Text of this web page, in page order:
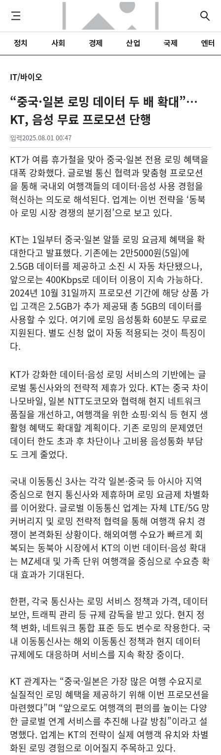
정치 사회 경제 산업 국제 엔터
IT/바이오
“중국·일본 로밍 데이터 두 배 확대”…
KT, 음성 무료 프로모션 단행
입력2025.08.01 00:47
KT가 여름 휴가철을 맞아 중국·일본 전용 로밍 혜택을
대폭 강화했다. 글로벌 통신 협력과 맞춤형 프로모션
을 통해 국내외 여행객들의 데이터·음성 사용 경험을
혁신하는 의도로 해석된다. 업계는 이번 전략을 ‘동북
아 로밍 시장 경쟁의 분기점’으로 보고 있다.
KT는 1일부터 중국·일본 알뜰 로밍 요금제 혜택을 확
대한다고 발표했다. 기존에는 2만5000원(5일)에
2.5GB 데이터를 제공하고 소진 시 자동 차단됐으나,
앞으로는 400Kbps로 데이터 이용이 지속 가능하다.
2024년 10월 31일까지 프로모션 기간에 해당 상품 가
입 고객은 2.5GB가 추가 제공돼 총 5GB의 데이터를
사용할 수 있다. 여기에 로밍 음성통화 60분도 무료로
지원된다. 별도 신청 없이 자동 적용되는 것이 특징이
다.
KT가 강화한 데이터·음성 로밍 서비스의 기반에는 글
로벌 통신사와의 전략적 제휴가 있다. KT는 중국 차이
나모바일, 일본 NTT도코모와 협력해 현지 네트워크
품질을 개선하고, 여행객을 위한 쇼핑·외식 등 현지 생
활형 혜택도 확대할 계획이다. 기존 로밍의 문제였던
데이터 한도 초과 후 차단이나 고비용 음성통화 부담
도 크게 줄었다.
국내 이동통신 3사는 각각 일본·중국 등 아시아 지역
중심으로 현지 통신사와 제휴하며 로밍 요금제 차별화
를 이어왔다. 글로벌 이동통신 업계는 자체 LTE/5G 망
커버리지 및 로밍 전략적 협력을 통해 여행객 유치 경
쟁이 본격화된 상황이다. 해외여행 수요가 빠르게 회
복되는 동북아 시장에서 KT의 이번 데이터·음성 확대
는 MZ세대 및 가족 단위 여행객을 중심으로 수요층 확
대 효과가 기대된다.
한편, 각국 통신사는 로밍 서비스 정책과 가격, 데이터
보안, 트래픽 관리 등 규제 감독을 받고 있다. 현지 정
책 변화, 네트워크 통합 표준 등도 변수로 작용한다. 국
내 이동통신사는 해외 이동통신 정책과 현지 데이터
규제에도 대응하며 서비스를 지속 확장 중이다.
KT 관계자는 “중국·일본은 가장 많은 여행 수요지로
실질적인 로밍 혜택을 제공하기 위해 이번 프로모션을
마련했다”며 “앞으로도 여행객의 편의를 높이는 다양
한 글로벌 연계 서비스를 추진해 나갈 방침”이라고 설
명했다. 업계는 KT의 전략이 실제 여행객 유치와 차별
화된 로밍 경험으로 이어질지 주목하고 있다.